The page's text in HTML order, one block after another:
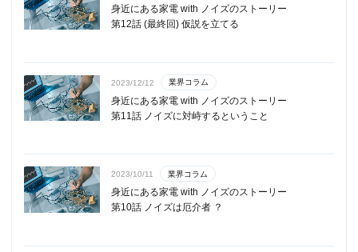
身近にある家電 with ノイズのストーリー
第12話 (最終回) 仮説を立てる
2023/12/12 業界コラム
身近にある家電 with ノイズのストーリー
第11話 ノイズに対峙するということ
2023/10/11 業界コラム
身近にある家電 with ノイズのストーリー
第10話 ノイズは厄介者 ？